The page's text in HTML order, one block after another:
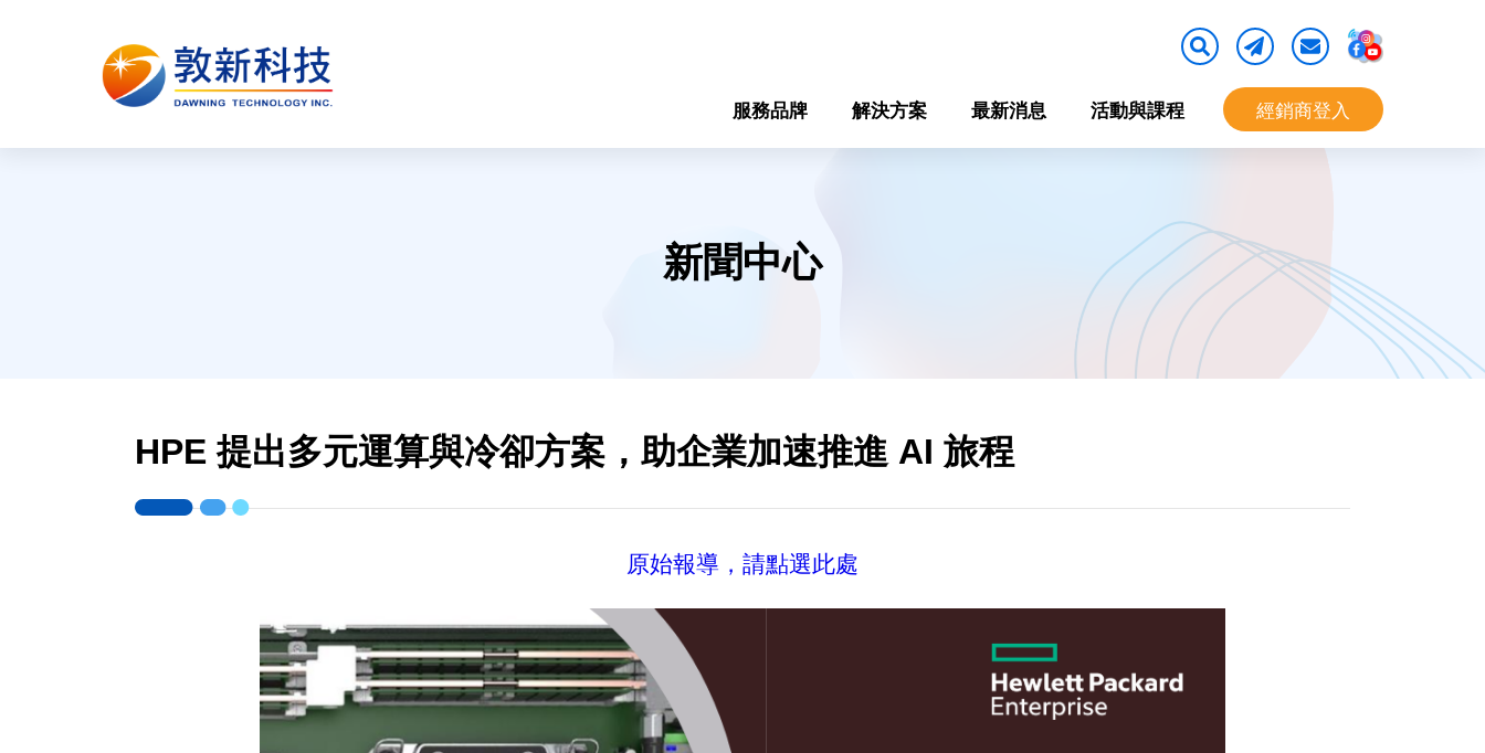
服務品牌 解決方案 最新消息 活動與課程 經銷商登入
新聞中心
HPE 提出多元運算與冷卻方案，助企業加速推進 AI 旅程
原始報導，請點選此處